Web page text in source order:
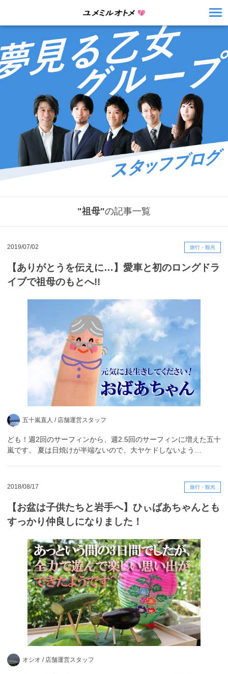
"祖母"の記事一覧
2019/07/02 旅行・観光
【ありがとうを伝えに…】愛車と初のロングドラ
イブで祖母のもとへ!!
五十嵐直人 / 店舗運営スタッフ
ども！週2回のサーフィンから、週2.5回のサーフィンに増えた五十
嵐です。 夏は日焼けが半端ないので、大ヤケドしないよう…
2018/08/17 旅行・観光
【お盆は子供たちと岩手へ】ひぃばあちゃんとも
すっかり仲良しになりました！
オシオ / 店舗運営スタッフ